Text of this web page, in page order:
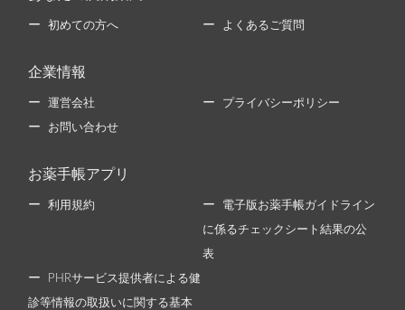
初めての方へ よくあるご質問
企業情報
運営会社 プライバシーポリシー
お問い合わせ
お薬手帳アプリ
利用規約 電子版お薬手帳ガイドライン
に係るチェックシート結果の公
表
PHRサービス提供者による健
診等情報の取扱いに関する基本